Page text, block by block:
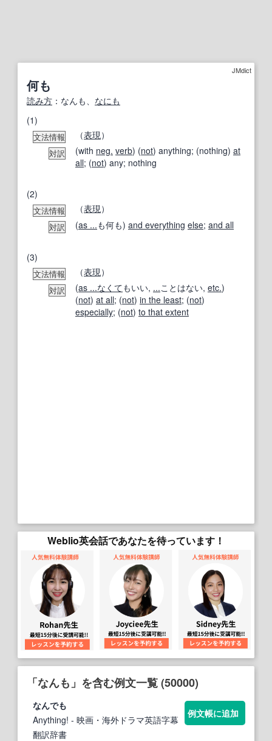
JMdict
何も
読み方 ：なんも、 なにも
(1)
文法情報 （表現 ）
対訳 (with neg. verb) (not) anything; (nothing) at
all; (not) any; nothing
(2)
文法情報 （表現 ）
対訳 (as ...も何も) and everything else; and all
(3)
文法情報 （表現 ）
対訳 (as ...なくてもいい, ...ことはない, etc.)
(not) at all; (not) in the least; (not)
especially; (not) to that extent
Weblio英会話であなたを待っています！
「なんも」を含む例文一覧 (50000)
なんでも
Anything! - 映画・海外ドラマ英語字幕
翻訳辞書
例文帳に追加